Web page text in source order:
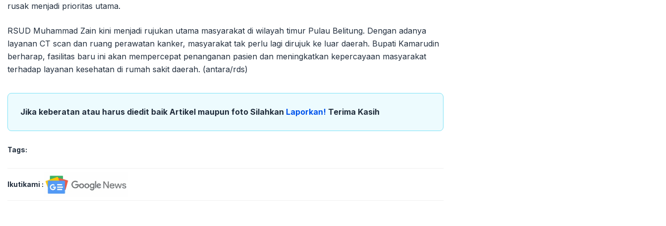
rusak menjadi prioritas utama.
RSUD Muhammad Zain kini menjadi rujukan utama masyarakat di wilayah timur Pulau Belitung. Dengan adanya
layanan CT scan dan ruang perawatan kanker, masyarakat tak perlu lagi dirujuk ke luar daerah. Bupati Kamarudin
berharap, fasilitas baru ini akan mempercepat penanganan pasien dan meningkatkan kepercayaan masyarakat
terhadap layanan kesehatan di rumah sakit daerah. (antara/rds)
Jika keberatan atau harus diedit baik Artikel maupun foto Silahkan Laporkan! Terima Kasih
Tags:
Ikutikami :